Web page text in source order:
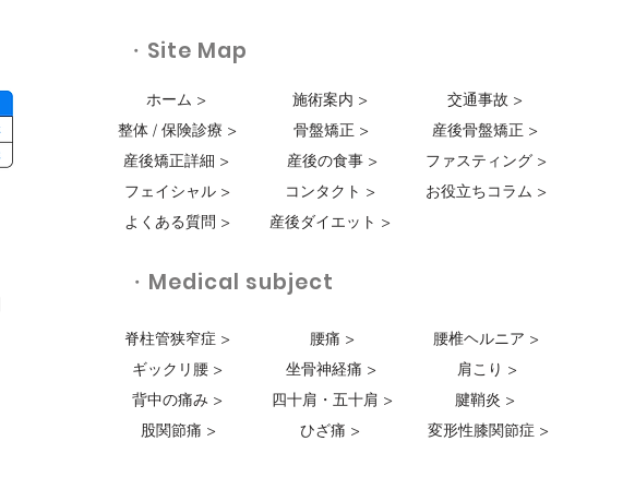
​・Site Map
ホーム > 施術案内 >
交通事故 >
骨盤矯正 >
産後骨盤矯正 >
整体 / 保険診療 >
産後矯正詳細 >
産後の食事 >
ファスティング >
フェイシャル >
コンタクト >
よくある質問 >
産後ダイエット >
お役立ちコラム >
​・Medical subject
脊柱管狭窄症 > 腰痛 >
腰椎ヘルニア >
ギックリ腰 >
坐骨神経痛 >
肩こり >
背中の痛み >
四十肩・五十肩 >
腱鞘炎 >
股関節痛 >
ひざ痛 > 変形性膝関節症 >